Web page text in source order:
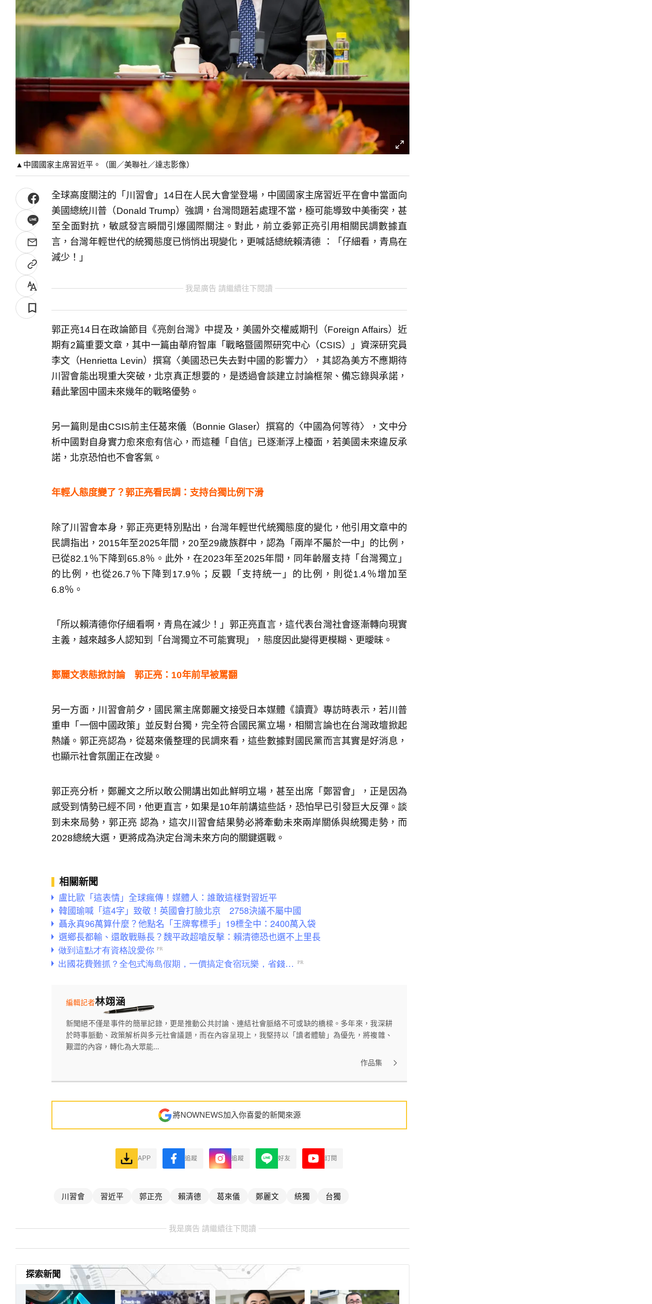
▲中國國家主席習近平。（圖／美聯社／達志影像）
全球高度關注的「川習會」14日在人民大會堂登場，中國國家主席習近平在會中當面向
美國總統川普（Donald Trump）強調，台灣問題若處理不當，極可能導致中美衝突，甚
至全面對抗，敏感發言瞬間引爆國際關注。對此，前立委郭正亮引用相關民調數據直
言，台灣年輕世代的統獨態度已悄悄出現變化，更喊話總統賴清德 ：「仔細看，青鳥在
減少！」
我是廣告 請繼續往下閱讀
郭正亮14日在政論節目《亮劍台灣》中提及，美國外交權威期刊（Foreign Affairs）近
期有2篇重要文章，其中一篇由華府智庫「戰略暨國際研究中心（CSIS）」資深研究員
李文（Henrietta Levin）撰寫〈美國恐已失去對中國的影響力〉，其認為美方不應期待
川習會能出現重大突破，北京真正想要的，是透過會談建立討論框架、備忘錄與承諾，
藉此鞏固中國未來幾年的戰略優勢。
另一篇則是由CSIS前主任葛來儀（Bonnie Glaser）撰寫的〈中國為何等待〉，文中分
析中國對自身實力愈來愈有信心，而這種「自信」已逐漸浮上檯面，若美國未來違反承
諾，北京恐怕也不會客氣。
年輕人態度變了？郭正亮看民調：支持台獨比例下滑
除了川習會本身，郭正亮更特別點出，台灣年輕世代統獨態度的變化，他引用文章中的
民調指出，2015年至2025年間，20至29歲族群中，認為「兩岸不屬於一中」的比例，
已從82.1％下降到65.8％。此外，在2023年至2025年間，同年齡層支持「台灣獨立」
的比例，也從26.7％下降到17.9％；反觀「支持統一」的比例，則從1.4％增加至
6.8％。
「所以賴清德你仔細看啊，青鳥在減少！」郭正亮直言，這代表台灣社會逐漸轉向現實
主義，越來越多人認知到「台灣獨立不可能實現」，態度因此變得更模糊、更曖昧。
鄭麗文表態掀討論 郭正亮：10年前早被罵翻
另一方面，川習會前夕，國民黨主席鄭麗文接受日本媒體《讀賣》專訪時表示，若川普
重申「一個中國政策」並反對台獨，完全符合國民黨立場，相關言論也在台灣政壇掀起
熱議。郭正亮認為，從葛來儀整理的民調來看，這些數據對國民黨而言其實是好消息，
也顯示社會氛圍正在改變。
郭正亮分析，鄭麗文之所以敢公開講出如此鮮明立場，甚至出席「鄭習會」，正是因為
感受到情勢已經不同，他更直言，如果是10年前講這些話，恐怕早已引發巨大反彈。談
到未來局勢，郭正亮 認為，這次川習會結果勢必將牽動未來兩岸關係與統獨走勢，而
2028總統大選，更將成為決定台灣未來方向的關鍵選戰。
相關新聞
盧比歐「這表情」全球瘋傳！媒體人：誰敢這樣對習近平
韓國瑜喊「這4字」致敬！英國會打臉北京 2758決議不屬中國
聶永真96萬算什麼？他點名「王牌奪標手」19標全中：2400萬入袋
選鄉長都輸、還敢戰縣長？魏平政超嗆反擊：賴清德恐也選不上里長
林翊涵
編輯記者
新聞絕不僅是事件的簡單記錄，更是推動公共討論、連結社會脈絡不可或缺的橋樑。多年來，我深耕
於時事脈動、政策解析與多元社會議題，而在內容呈現上，我堅持以「讀者體驗」為優先，將複雜、
艱澀的內容，轉化為大眾能...
作品集
將NOWNEWS加入你喜愛的新聞來源
APP 追蹤 追蹤 好友 訂閱
川習會 習近平 郭正亮 賴清德 葛來儀 鄭麗文 統獨 台獨
我是廣告 請繼續往下閱讀
探索新聞